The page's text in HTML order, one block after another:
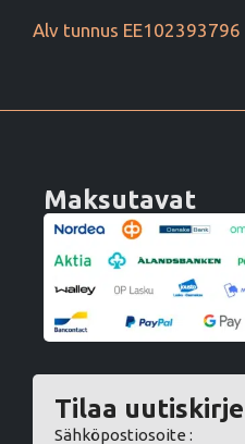
Alv tunnus EE102393796
Maksutavat
Tilaa uutiskirje
Sähköpostiosoite :